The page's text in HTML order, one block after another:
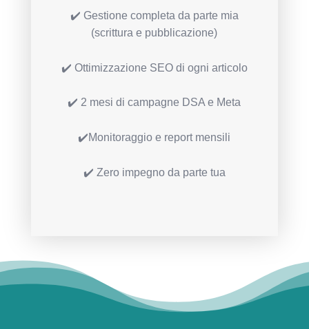
✔️ Gestione completa da parte mia
(scrittura e pubblicazione)
✔️ Ottimizzazione SEO di ogni articolo
✔️ 2 mesi di campagne DSA e Meta
✔️Monitoraggio e report mensili
✔️ Zero impegno da parte tua